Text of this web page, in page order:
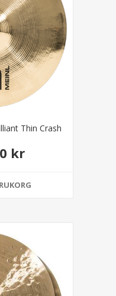
Thin Crash
kr